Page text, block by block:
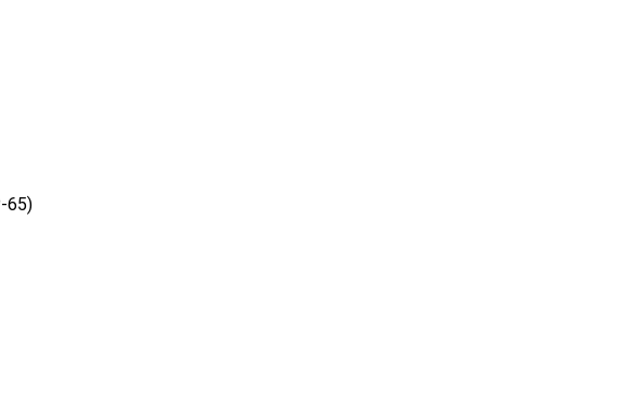
65)